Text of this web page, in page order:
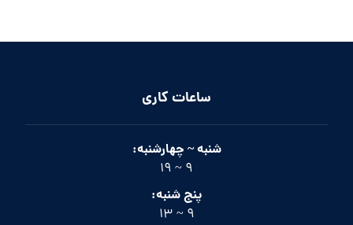
ساعات کاری
شنبه ~ چهارشنبه:
9 ~ 19
پنج شنبه:
9 ~ 13